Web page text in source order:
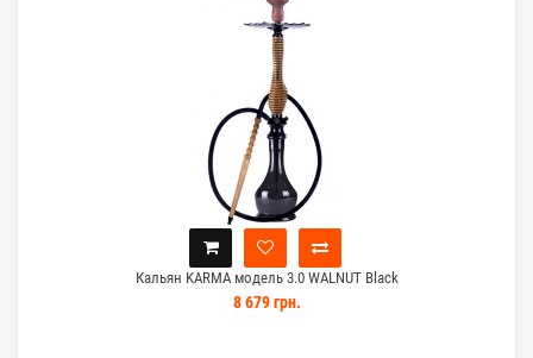
Кальян KARMA модель 3.0 WALNUT Black
8 679 грн.